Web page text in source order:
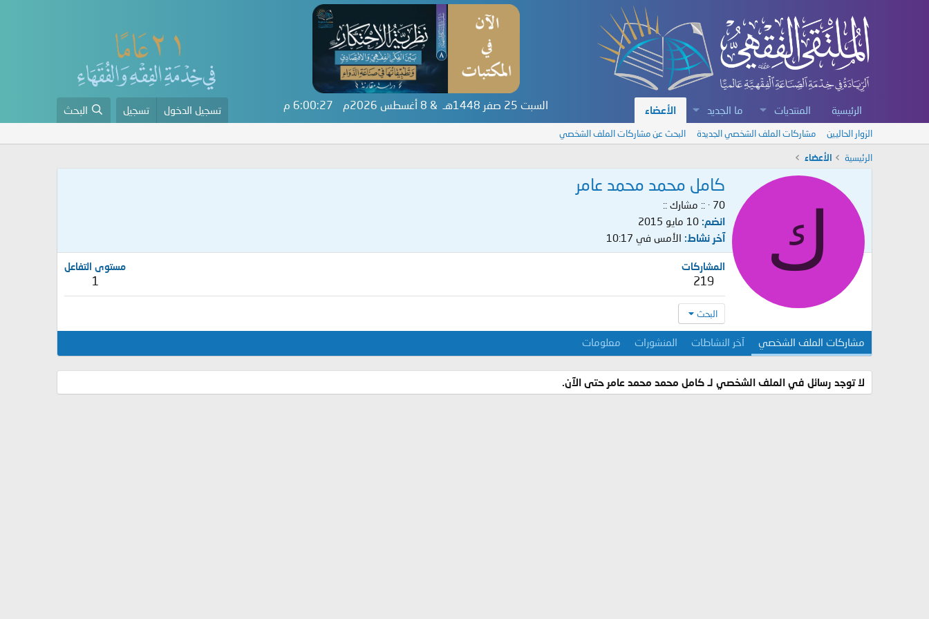
الرئيسية المنتديات ما الجديد الأعضاء السبت 25 صفر 1448هـ & 8 أغسطس 2026م 6:00:27 م تسجيل الدخول تسجيل البحث
الزوار الحاليين مشاركات الملف الشخصي الجديدة البحث عن مشاركات الملف الشخصي
الرئيسية الأعضاء
ك
كامل محمد محمد عامر
:: مشارك :: · 70
انضم 10 مايو 2015
آخر نشاط الأمس في 10:17
المشاركات
219
مستوى التفاعل
1
البحث
مشاركات الملف الشخصي آخر النشاطات المنشورات معلومات
لا توجد رسائل في الملف الشخصي لـ كامل محمد محمد عامر حتى الآن.